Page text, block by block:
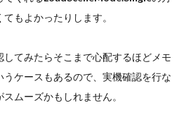
もよかったりします。
てみたらそこまで心配するほどメモ
うケースもあるので、実機確認を行な
ムーズかもしれません。